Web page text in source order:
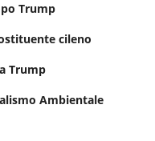
Trump
cileno
Trump
Ambientale